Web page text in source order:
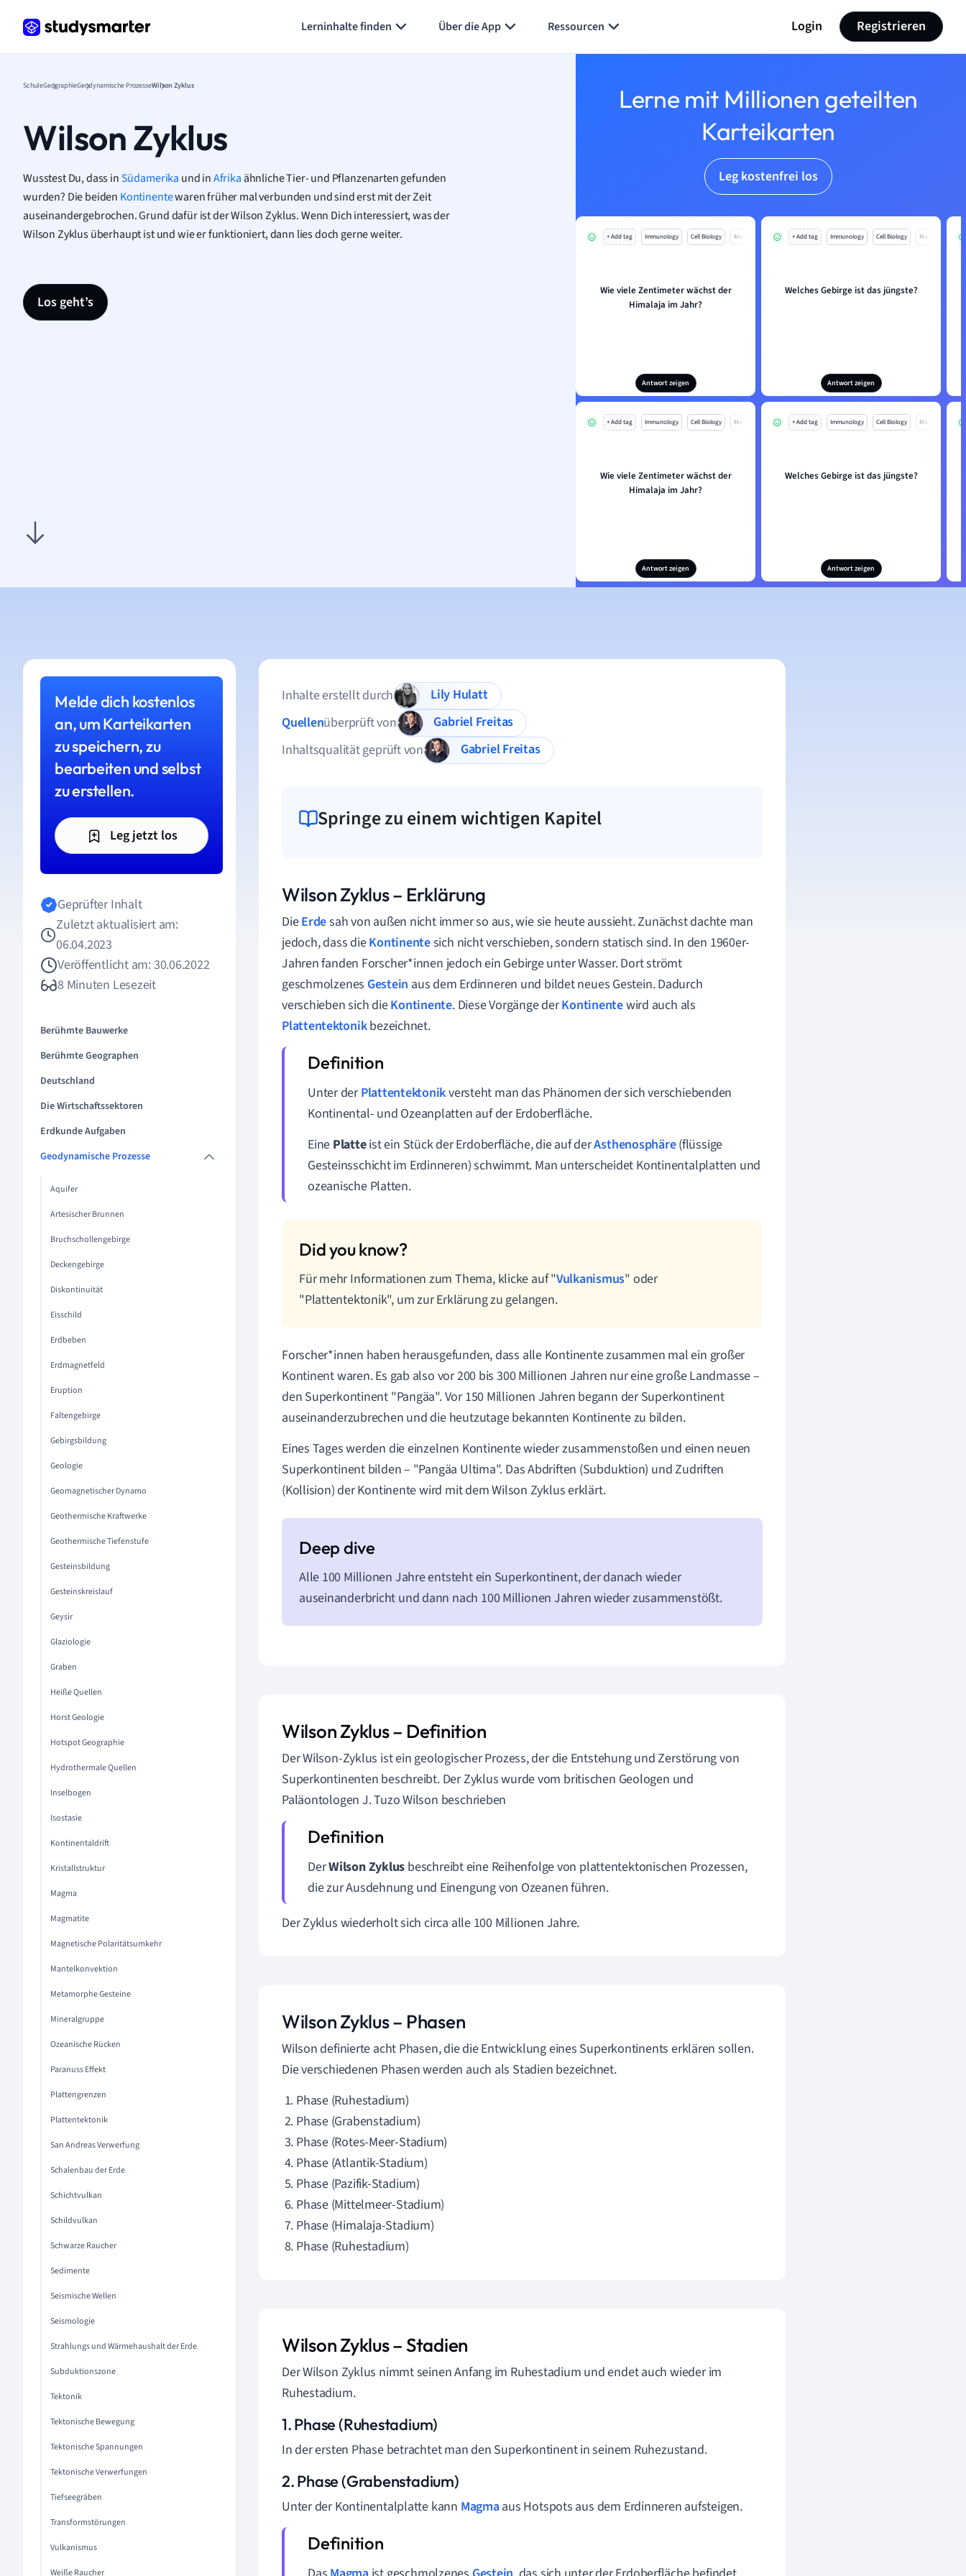
Lerninhalte finden Über die App Ressourcen Login Registrieren
SchuleGeographieGeodynamische ProzesseWilson Zyklus
Wilson Zyklus
Wusstest Du, dass inSüdamerika und inAfrikaähnliche Tier- und Pflanzenarten gefunden
wurden? Die beiden Kontinentewaren früher mal verbunden und sind erst mit der Zeit
auseinandergebrochen. Grund dafür ist der Wilson Zyklus. Wenn Dich interessiert, was der
Wilson Zyklus überhaupt ist und wie er funktioniert, dann lies doch gerne weiter.
Los geht’s
Lerne mit Millionen geteilten
Karteikarten
Leg kostenfrei los
+ Add tag Immunology Cell Biology Mo
Wie viele Zentimeter wächst der
Himalaja im Jahr?
Antwort zeigen
+ Add tag Immunology Cell Biology Mo
Welches Gebirge ist das jüngste?
Antwort zeigen
+ Add tag Immunology Cell Biology Mo
Wie viele Zentimeter wächst der
Himalaja im Jahr?
Antwort zeigen
+ Add tag Immunology Cell Biology Mo
Welches Gebirge ist das jüngste?
Antwort zeigen
Melde dich kostenlos
an, um Karteikarten
zu speichern, zu
bearbeiten und selbst
zu erstellen.
Leg jetzt los
Geprüfter Inhalt
Zuletzt aktualisiert am:
06.04.2023
Veröffentlicht am: 30.06.2022
8 Minuten Lesezeit
Berühmte Bauwerke
Berühmte Geographen
Deutschland
Die Wirtschaftssektoren
Erdkunde Aufgaben
Geodynamische Prozesse
Aquifer
Artesischer Brunnen
Bruchschollengebirge
Deckengebirge
Diskontinuität
Eisschild
Erdbeben
Erdmagnetfeld
Eruption
Faltengebirge
Gebirgsbildung
Geologie
Geomagnetischer Dynamo
Geothermische Kraftwerke
Geothermische Tiefenstufe
Gesteinsbildung
Gesteinskreislauf
Geysir
Glaziologie
Graben
Heiße Quellen
Horst Geologie
Hotspot Geographie
Hydrothermale Quellen
Inselbogen
Isostasie
Kontinentaldrift
Kristallstruktur
Magma
Magmatite
Magnetische Polaritätsumkehr
Mantelkonvektion
Metamorphe Gesteine
Mineralgruppe
Ozeanische Rücken
Paranuss Effekt
Plattengrenzen
Plattentektonik
San Andreas Verwerfung
Schalenbau der Erde
Schichtvulkan
Schildvulkan
Schwarze Raucher
Sedimente
Seismische Wellen
Seismologie
Strahlungs und Wärmehaushalt der Erde
Subduktionszone
Tektonik
Tektonische Bewegung
Tektonische Spannungen
Tektonische Verwerfungen
Tiefseegräben
Transformstörungen
Vulkanismus
Weiße Raucher
Inhalte erstellt durch
Lily Hulatt
Quellenüberprüft von
Gabriel Freitas
Inhaltsqualität geprüft von
Gabriel Freitas
Springe zu einem wichtigen Kapitel
Wilson Zyklus – Erklärung
DieErdesah von außen nicht immer so aus, wie sie heute aussieht. Zunächst dachte man
jedoch, dass dieKontinentesich nicht verschieben, sondern statisch sind. In den 1960er-
Jahren fanden Forscher*innen jedoch ein Gebirge unter Wasser. Dort strömt
geschmolzenes Gestein aus dem Erdinneren und bildet neues Gestein. Dadurch
verschieben sich dieKontinente. Diese Vorgänge derKontinentewird auch als
Plattentektonikbezeichnet.
Unter derPlattentektonikversteht man das Phänomen der sich verschiebenden
Kontinental- und Ozeanplatten aufder Erdoberfläche.
Eine Platteist ein Stück der Erdoberfläche, die auf derAsthenosphäre(flüssige
Gesteinsschicht im Erdinneren) schwimmt. Man unterscheidet Kontinentalplatten und
ozeanische Platten.
Für mehr Informationen zum Thema, klicke auf "Vulkanismus" oder
"Plattentektonik", um zur Erklärung zu gelangen.
Forscher*innen haben herausgefunden, dass alle Kontinente zusammen mal ein großer
Kontinent waren. Es gab also vor 200 bis 300 Millionen Jahren nur eine große Landmasse –
den Superkontinent "Pangäa".Vor 150 Millionen Jahren begann der Superkontinent
auseinanderzubrechen und die heutzutage bekannten Kontinente zu bilden.
Eines Tages werden die einzelnen Kontinente wieder zusammenstoßen und einen neuen
Superkontinent bilden – "Pangäa Ultima". Das Abdriften (Subduktion) und Zudriften
(Kollision) der Kontinente wird mit dem Wilson Zyklus erklärt.
Alle 100 Millionen Jahre entsteht ein Superkontinent, der danach wieder
auseinanderbricht und dann nach 100 Millionen Jahren wieder zusammenstößt.
Wilson Zyklus – Definition
Der Wilson-Zyklus ist ein geologischer Prozess, der die Entstehung und Zerstörung von
Superkontinenten beschreibt. Der Zyklus wurde vom britischen Geologen und
Paläontologen J. Tuzo Wilson beschrieben
DerWilson Zyklus beschreibt eine Reihenfolge von plattentektonischen Prozessen,
die zur Ausdehnung und Einengung von Ozeanen führen.
Der Zyklus wiederholt sich circa alle 100 Millionen Jahre.
Wilson Zyklus – Phasen
Wilson definierte acht Phasen, die die Entwicklung eines Superkontinents erklären sollen.
Die verschiedenen Phasen werden auch als Stadien bezeichnet.
Phase (Ruhestadium)
Phase (Grabenstadium)
Phase (Rotes-Meer-Stadium)
Phase (Atlantik-Stadium)
Phase (Pazifik-Stadium)
Phase (Mittelmeer-Stadium)
Phase (Himalaja-Stadium)
Phase (Ruhestadium)
Wilson Zyklus – Stadien
Der Wilson Zyklus nimmt seinen Anfang im Ruhestadium und endet auch wieder im
Ruhestadium.
1. Phase (Ruhestadium)
In der ersten Phase betrachtet man den Superkontinent in seinem Ruhezustand.
2. Phase (Grabenstadium)
Unter der Kontinentalplatte kann Magmaaus Hotspots aus dem Erdinneren aufsteigen.